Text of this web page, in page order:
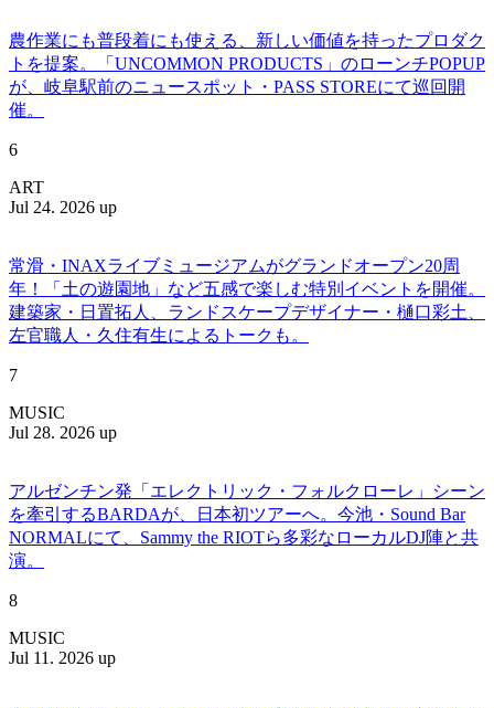
農作業にも普段着にも使える、新しい価値を持ったプロダク
トを提案。「UNCOMMON PRODUCTS」のローンチPOPUP
が、岐阜駅前のニュースポット・PASS STOREにて巡回開
催。
6
ART
Jul 24. 2026 up
常滑・INAXライブミュージアムがグランドオープン20周
年！「土の遊園地」など五感で楽しむ特別イベントを開催。
建築家・日置拓人、ランドスケープデザイナー・樋口彩土、
左官職人・久住有生によるトークも。
7
MUSIC
Jul 28. 2026 up
アルゼンチン発「エレクトリック・フォルクローレ」シーン
を牽引するBARDAが、日本初ツアーへ。今池・Sound Bar
NORMALにて、Sammy the RIOTら多彩なローカルDJ陣と共
演。
8
MUSIC
Jul 11. 2026 up